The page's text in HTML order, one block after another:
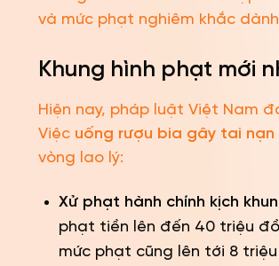
và mức phạt nghiêm khắc
Khung hình phạt mới
Hiện nay, pháp luật Việt Nam
Việc uống rượu bia gây tai
vòng lao lý:
Xử phạt hành chính kịch
phạt tiền lên đến 40 triệu
mức phạt cũng lên tới 8